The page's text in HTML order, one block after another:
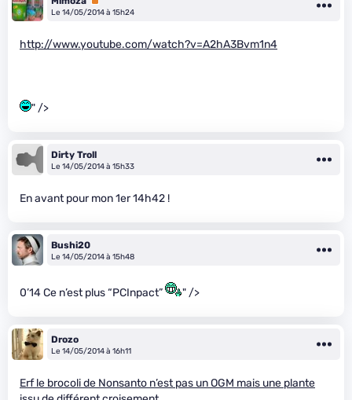
Le 14/05/2014 à 15h24
http://www.youtube.com/watch?v=A2hA3Bvm1n4
" />
Dirty Troll
Le 14/05/2014 à 15h33
En avant pour mon 1er 14h42 !
Bushi20
Le 14/05/2014 à 15h48
0’14 Ce n’est plus “PCInpact” " />
Drozo
Le 14/05/2014 à 16h11
Erf le brocoli de Nonsanto n’est pas un OGM mais une plante